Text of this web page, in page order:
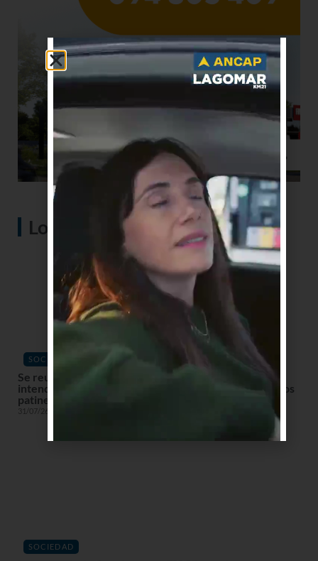
Lo más visto
SOCIEDAD
Se reunieron los 19 directores de Tránsito de las
intendencias y se acordaron pautas normativas para los
patines eléctricos. Escuchá la entrevista
31/07/26
SOCIEDAD